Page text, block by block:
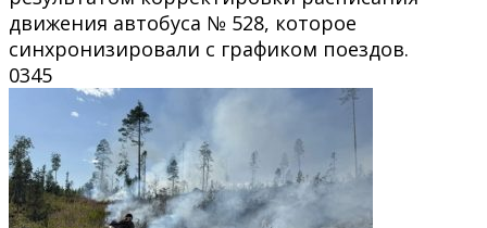
движения автобуса № 528, которое
синхронизировали с графиком поездов.
0345